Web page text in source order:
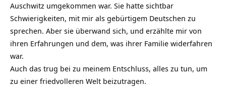
Auschwitz umgekommen war. Sie hatte sichtbar
Schwierigkeiten, mit mir als gebürtigem Deutschen zu
sprechen. Aber sie überwand sich, und erzählte mir von
ihren Erfahrungen und dem, was ihrer Familie widerfahren
war.
Auch das trug bei zu meinem Entschluss, alles zu tun, um
zu einer friedvolleren Welt beizutragen.